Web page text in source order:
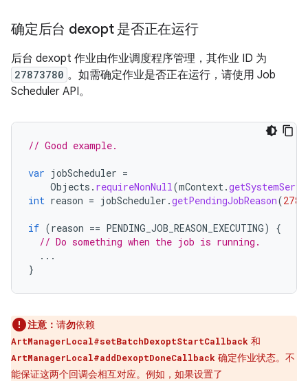
确定后台 dexopt 是否正在运行
后台 dexopt 作业由作业调度程序管理，其作业 ID 为
27873780 。如需确定作业是否正在运行，请使用 Job
Scheduler API。
// Good example.
var jobScheduler =
Objects . requireNonNull(mContext.
int reason = jobScheduler .getPendingJobReason(
if (reason == PENDING_JOB_REASON_EXECUTING)
{
// Do something when the job is running.
...
}
注意： 请勿依赖
ArtManagerLocal#setBatchDexoptStartCallback 和
ArtManagerLocal#addDexoptDoneCallback 确定作业状态。不
能保证这两个回调会相互对应。例如，如果设置了